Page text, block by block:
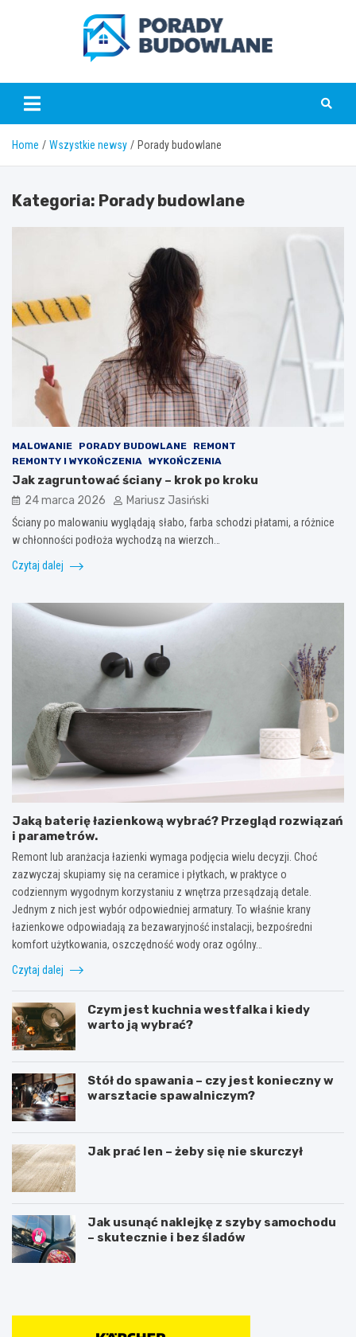
poradybudowlane.pl
Home Wszystkie newsy Porady budowlane
Kategoria: Porady budowlane
MALOWANIE PORADY BUDOWLANE
REMONT
REMONTY I WYKOŃCZENIA
WYKOŃCZENIA
Jak zagruntować ściany – krok po kroku
24 marca 2026 Mariusz Jasiński
Ściany po malowaniu wyglądają słabo, farba schodzi płatami, a różnice
w chłonności podłoża wychodzą na wierzch…
Czytaj dalej
Jaką baterię łazienkową wybrać? Przegląd rozwiązań
i parametrów.
Remont lub aranżacja łazienki wymaga podjęcia wielu decyzji. Choć
zazwyczaj skupiamy się na ceramice i płytkach, w praktyce o
codziennym wygodnym korzystaniu z wnętrza przesądzają detale.
Jednym z nich jest wybór odpowiedniej armatury. To właśnie krany
łazienkowe odpowiadają za bezawaryjność instalacji, bezpośredni
komfort użytkowania, oszczędność wody oraz ogólny…
Czytaj dalej
Czym jest kuchnia westfalka i kiedy
warto ją wybrać?
Stół do spawania – czy jest konieczny w
warsztacie spawalniczym?
Jak prać len – żeby się nie skurczył
Jak usunąć naklejkę z szyby samochodu
– skutecznie i bez śladów